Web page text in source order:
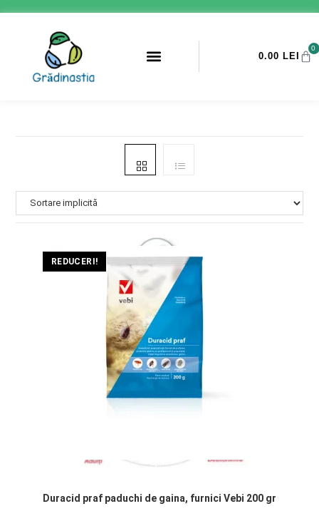
0.00 LEI
0
REDUCERI!
Duracid praf paduchi de gaina, furnici Vebi 200 gr